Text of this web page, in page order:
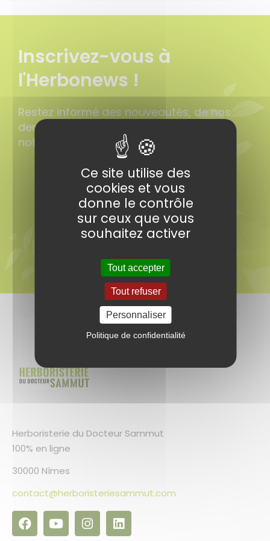
Inscrivez-vous à
l'Herbonews !
Restez informé des nouveautés, de nos
derniers conseils en vous abonnant à
notre lettre d’informations.
Herboristerie du Docteur Sammut
100% en ligne
30000 Nîmes
contact@herboristeriesammut.com
Ce site utilise des
cookies et vous
donne le contrôle
sur ceux que vous
souhaitez activer
Tout accepter
Tout refuser
Personnaliser
Politique de confidentialité